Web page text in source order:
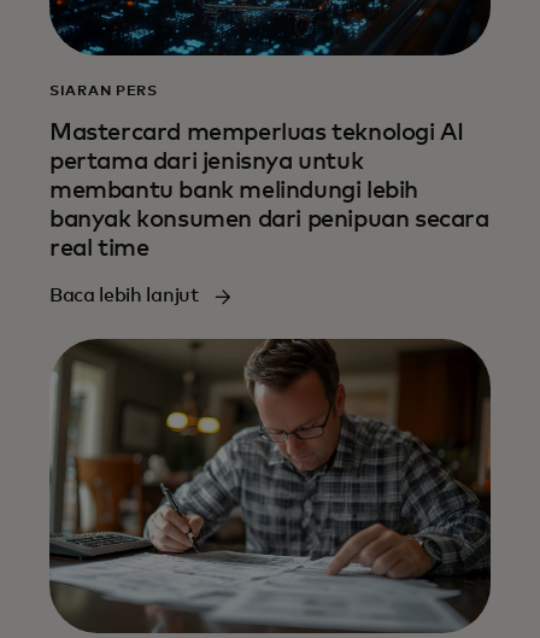
SIARAN PERS
Mastercard memperluas teknologi AI
pertama dari jenisnya untuk
membantu bank melindungi lebih
banyak konsumen dari penipuan secara
real time
Baca lebih lanjut